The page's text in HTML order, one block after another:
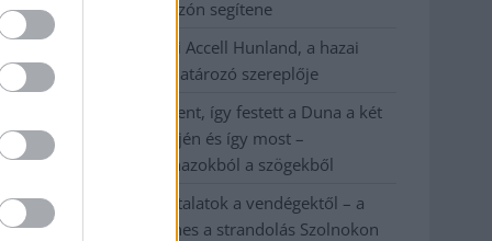
száz elbocsátott dolgozón segítene
Csődbe ment a tószegi Accell Hunland, a hazai
kerékpárgyártás meghatározó szereplője
Egyszer fent, egyszer lent, így festett a Duna a két
évvel ezelőtti árvíz idején és így most –
fotógyűjtemény ugyanazokból a szögekből
Ilyenek eddig a tapasztalatok a vendégektől – a
hőhullám miatt ingyenes a strandolás Szolnokon